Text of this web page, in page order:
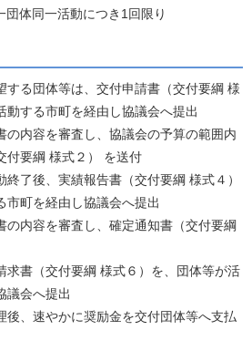
体同一活動につき1回限り
る団体等は、交付申請書（交付要綱 様
動する市町を経由し協議会へ提出
内容を審査し、協議会の予算の範囲内
付要綱 様式２） を送付
了後、実績報告書（交付要綱 様式４）
市町を経由し協議会へ提出
内容を審査し、確定通知書（交付要綱
書（交付要綱 様式６）を、団体等が活
議会へ提出
、速やかに奨励金を交付団体等へ支払